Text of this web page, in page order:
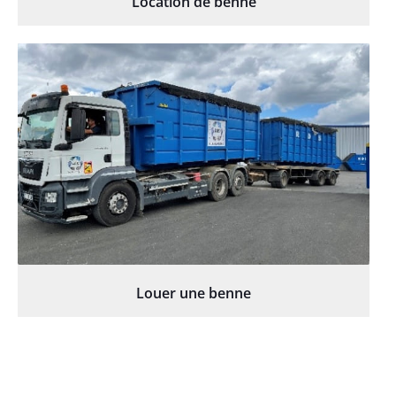
Louer une benne